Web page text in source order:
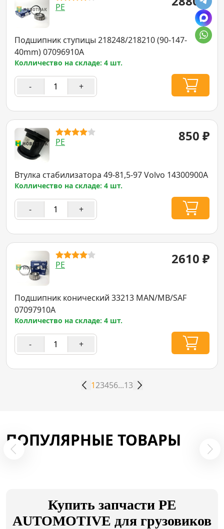
PE
Подшипник ступицы 218248/218210 (90-147-
40mm) 07096910A
Колличество на складе: 4 шт.
- +
PE 850 ₽
Втулка стабилизатора 49-81,5-97 Volvo 14300900A
Колличество на складе: 4 шт.
- +
PE 2610 ₽
Подшипник конический 33213 MAN/MB/SAF
07097910A
Колличество на складе: 4 шт.
- +
123456...13
ПОПУЛЯРНЫЕ ТОВАРЫ
Купить запчасти PE
AUTOMOTIVE для грузовиков